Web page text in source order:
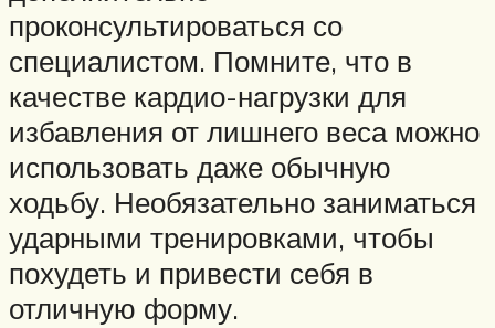
проконсультироваться со
специалистом. Помните, что в
качестве кардио-нагрузки для
избавления от лишнего веса можно
использовать даже обычную
ходьбу. Необязательно заниматься
ударными тренировками, чтобы
похудеть и привести себя в
отличную форму.